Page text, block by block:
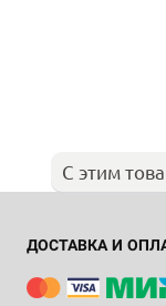
С этим
ДОСТАВКА И